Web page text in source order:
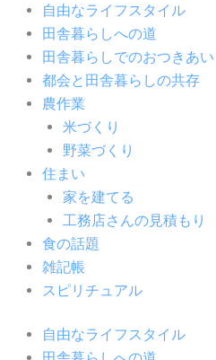
自由なライフスタイル
田舎暮らしへの道
田舎暮らしでのおつきあい
都会と田舎暮らしの共存
農作業
米づくり
野菜づくり
住まい
家を建てる
工務店さんの見積もり
食の話題
雑記帳
スピリチュアル
自由なライフスタイル